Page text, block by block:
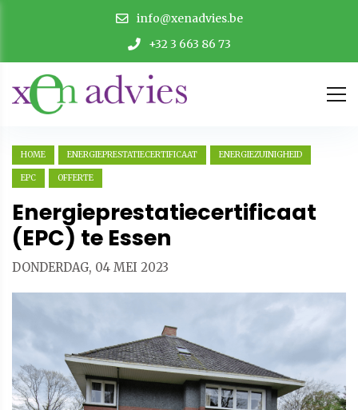
info@xenadvies.be
+32 3 663 86 73
HOME ENERGIEPRESTATIECERTIFICAAT ENERGIEZUINIGHEID
EPC OFFERTE
Energieprestatiecertificaat
(EPC) te Essen
DONDERDAG, 04 MEI 2023